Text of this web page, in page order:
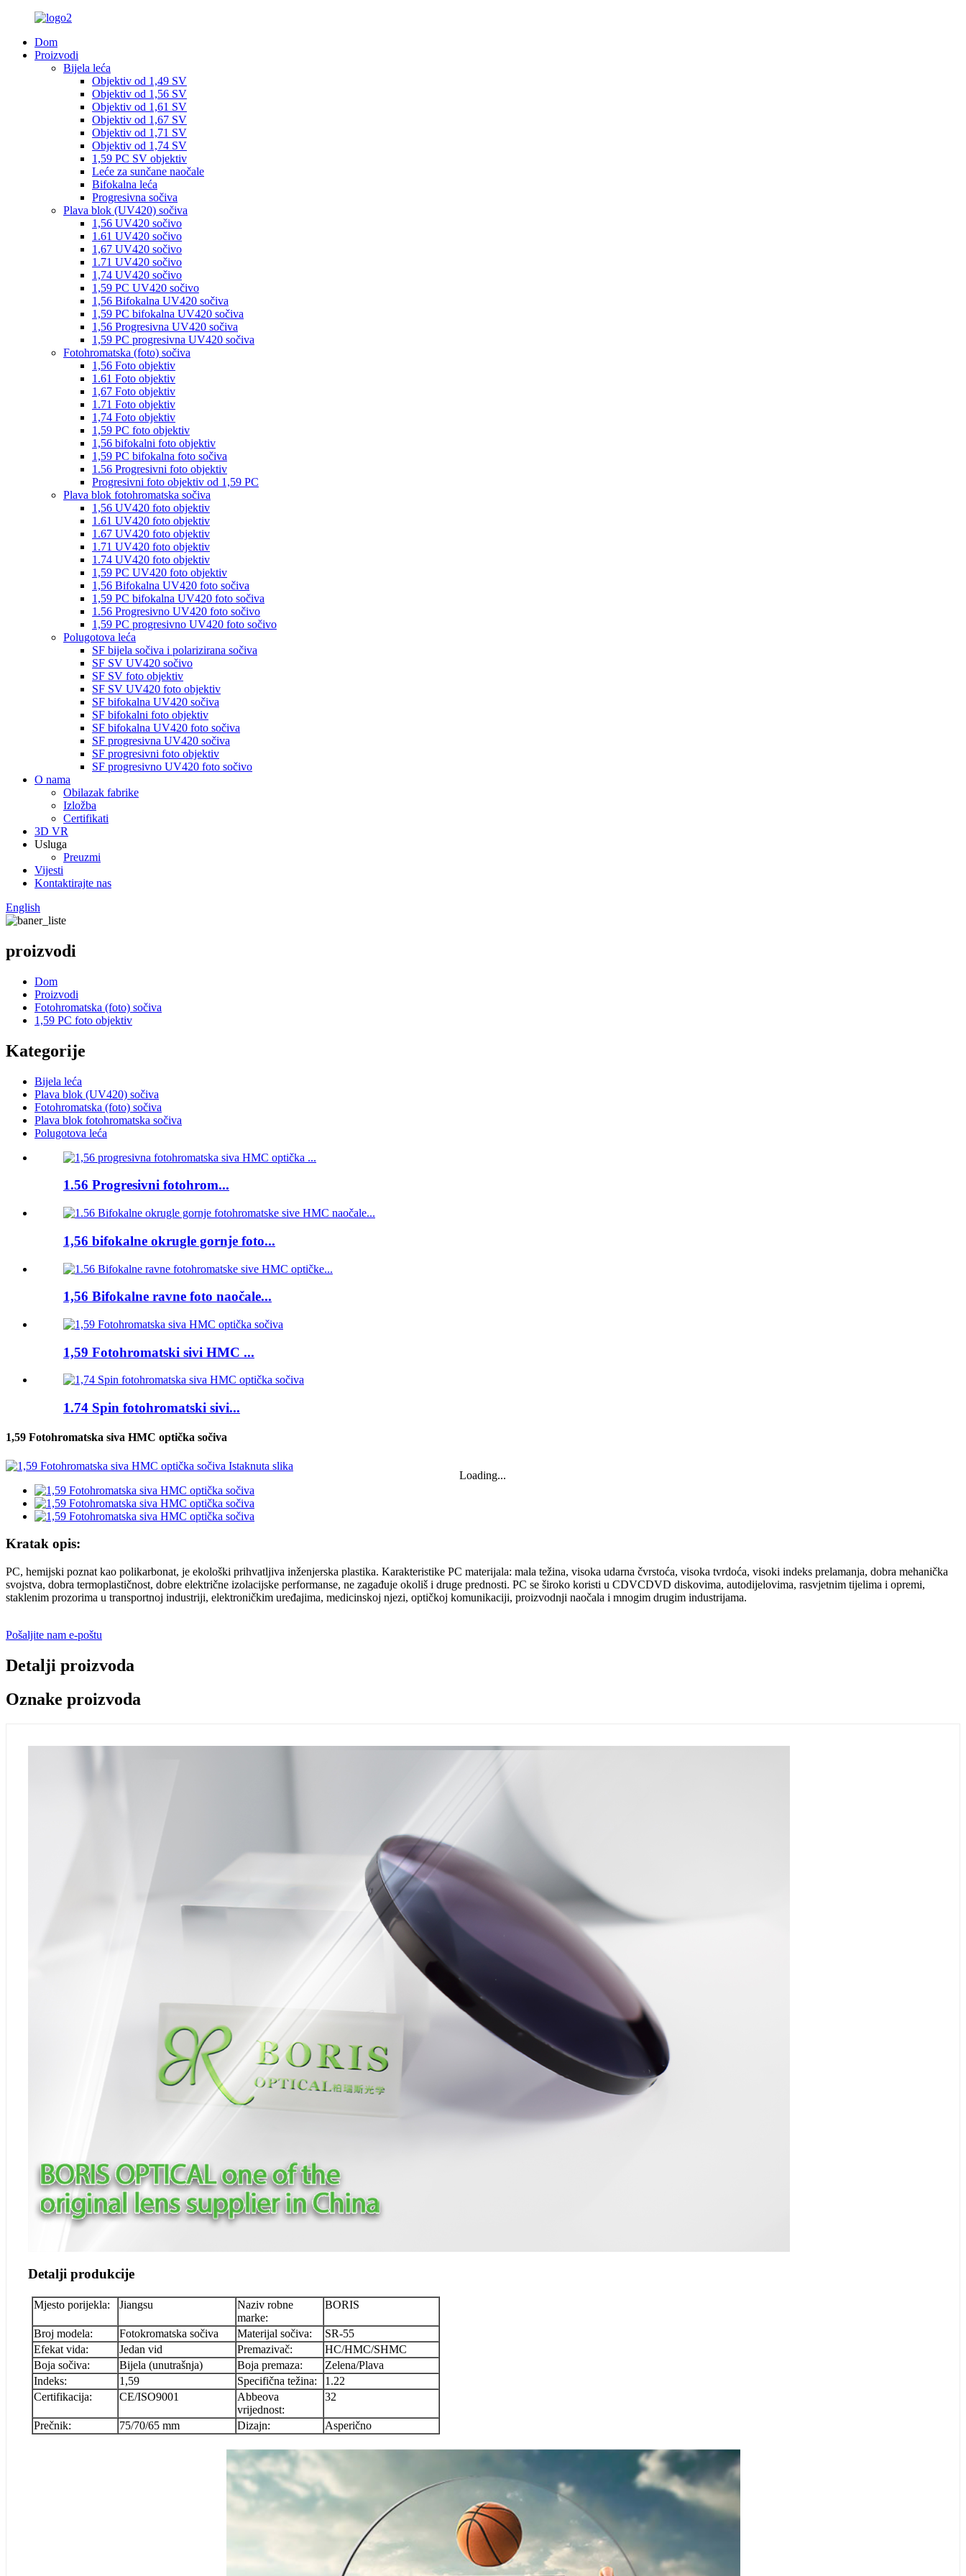
Dom
Proizvodi
Bijela leća
Objektiv od 1,49 SV
Objektiv od 1,56 SV
Objektiv od 1,61 SV
Objektiv od 1,67 SV
Objektiv od 1,71 SV
Objektiv od 1,74 SV
1,59 PC SV objektiv
Leće za sunčane naočale
Bifokalna leća
Progresivna sočiva
Plava blok (UV420) sočiva
1,56 UV420 sočivo
1.61 UV420 sočivo
1,67 UV420 sočivo
1.71 UV420 sočivo
1,74 UV420 sočivo
1,59 PC UV420 sočivo
1,56 Bifokalna UV420 sočiva
1,59 PC bifokalna UV420 sočiva
1,56 Progresivna UV420 sočiva
1,59 PC progresivna UV420 sočiva
Fotohromatska (foto) sočiva
1,56 Foto objektiv
1.61 Foto objektiv
1,67 Foto objektiv
1.71 Foto objektiv
1,74 Foto objektiv
1,59 PC foto objektiv
1,56 bifokalni foto objektiv
1,59 PC bifokalna foto sočiva
1.56 Progresivni foto objektiv
Progresivni foto objektiv od 1,59 PC
Plava blok fotohromatska sočiva
1,56 UV420 foto objektiv
1.61 UV420 foto objektiv
1.67 UV420 foto objektiv
1.71 UV420 foto objektiv
1.74 UV420 foto objektiv
1,59 PC UV420 foto objektiv
1,56 Bifokalna UV420 foto sočiva
1,59 PC bifokalna UV420 foto sočiva
1.56 Progresivno UV420 foto sočivo
1,59 PC progresivno UV420 foto sočivo
Polugotova leća
SF bijela sočiva i polarizirana sočiva
SF SV UV420 sočivo
SF SV foto objektiv
SF SV UV420 foto objektiv
SF bifokalna UV420 sočiva
SF bifokalni foto objektiv
SF bifokalna UV420 foto sočiva
SF progresivna UV420 sočiva
SF progresivni foto objektiv
SF progresivno UV420 foto sočivo
O nama
Obilazak fabrike
Izložba
Certifikati
3D VR
Usluga
Preuzmi
Vijesti
Kontaktirajte nas
English
proizvodi
Dom
Proizvodi
Fotohromatska (foto) sočiva
1,59 PC foto objektiv
Kategorije
Bijela leća
Plava blok (UV420) sočiva
Fotohromatska (foto) sočiva
Plava blok fotohromatska sočiva
Polugotova leća
1.56 Progresivni fotohrom...
1,56 bifokalne okrugle gornje foto...
1,56 Bifokalne ravne foto naočale...
1,59 Fotohromatski sivi HMC ...
1.74 Spin fotohromatski sivi...
1,59 Fotohromatska siva HMC optička sočiva
Loading...
Kratak opis:
PC, hemijski poznat kao polikarbonat, je ekološki prihvatljiva inženjerska plastika. Karakteristike PC materijala: mala težina, visoka udarna čvrstoća, visoka tvrdoća, visoki indeks prelamanja, dobra mehanička
svojstva, dobra termoplastičnost, dobre električne izolacijske performanse, ne zagađuje okoliš i druge prednosti. PC se široko koristi u CDVCDVD diskovima, autodijelovima, rasvjetnim tijelima i opremi,
staklenim prozorima u transportnoj industriji, elektroničkim uređajima, medicinskoj njezi, optičkoj komunikaciji, proizvodnji naočala i mnogim drugim industrijama.
Pošaljite nam e-poštu
Detalji proizvoda
Oznake proizvoda
Detalji produkcije
Mjesto porijekla: Jiangsu
Naziv robne
marke:
BORIS
Broj modela: Fotokromatska sočiva Materijal sočiva:
SR-55
Efekat vida:
Jedan vid Premazivač:
HC/HMC/SHMC
Boja sočiva:
Bijela (unutrašnja) Boja premaza:
Zelena/Plava
Indeks:
1,59 Specifična težina:
1.22
Certifikacija:
CE/ISO9001
Abbeova
vrijednost:
32
Prečnik: 75/70/65 mm Dizajn: Asperično